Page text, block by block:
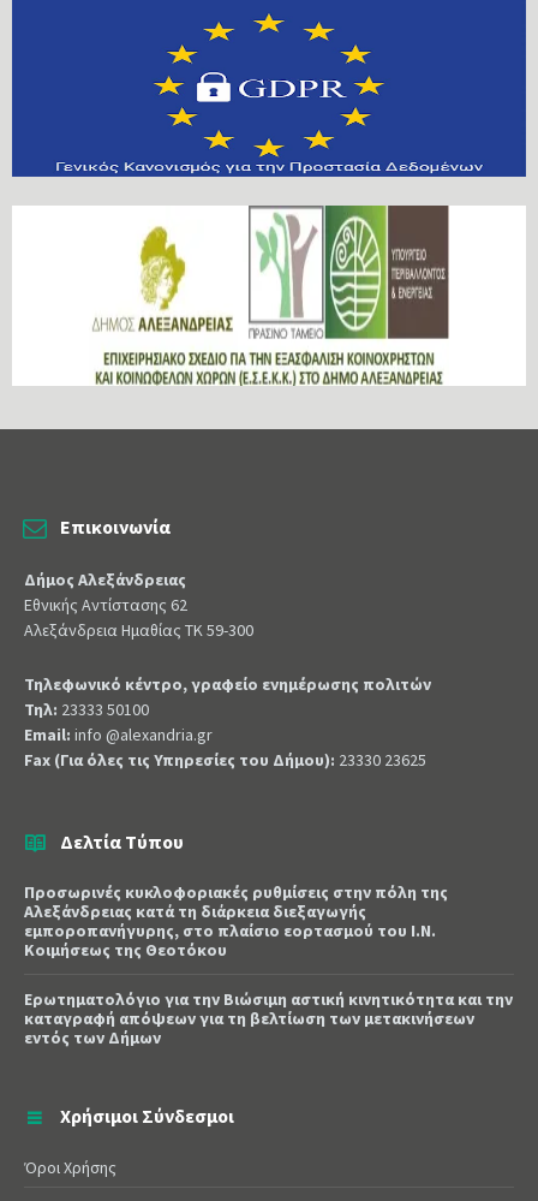
Επικοινωνία
Δήμος Αλεξάνδρειας
Εθνικής Αντίστασης 62
Αλεξάνδρεια Ημαθίας ΤΚ 59-300
Τηλεφωνικό κέντρο, γραφείο ενημέρωσης πολιτών
Τηλ: 23333 50100
Email: info @alexandria.gr
Fax (Για όλες τις Υπηρεσίες του Δήμου): 23330 23625
Δελτία Τύπου
Προσωρινές κυκλοφοριακές ρυθμίσεις στην πόλη της
Αλεξάνδρειας κατά τη διάρκεια διεξαγωγής
εμποροπανήγυρης, στο πλαίσιο εορτασμού του Ι.Ν.
Κοιμήσεως της Θεοτόκου
Ερωτηματολόγιο για την Βιώσιμη αστική κινητικότητα και την
καταγραφή απόψεων για τη βελτίωση των μετακινήσεων
εντός των Δήμων
Χρήσιμοι Σύνδεσμοι
Όροι Χρήσης